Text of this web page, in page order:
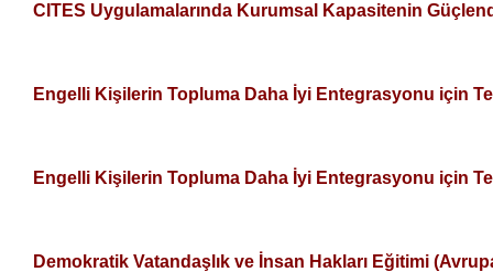
CITES Uygulamalarında Kurumsal Kapasitenin
Engelli Kişilerin Topluma Daha İyi Entegrasyonu için
Engelli Kişilerin Topluma Daha İyi Entegrasyonu için
Demokratik Vatandaşlık ve İnsan Hakları Eğitimi